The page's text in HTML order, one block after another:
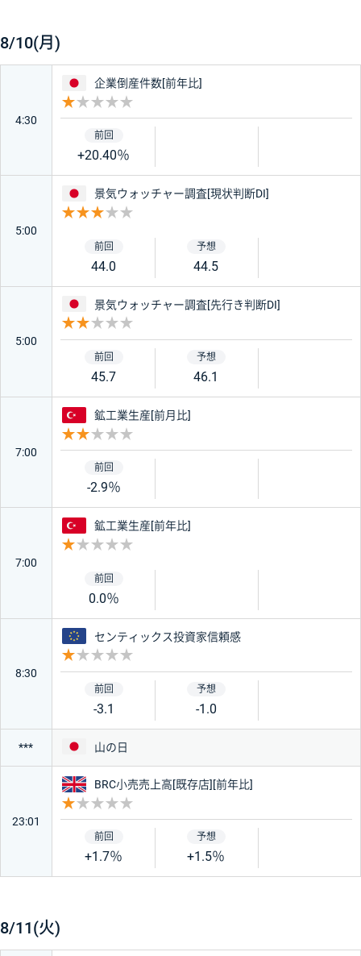
8/10(月)
4:30
日本
企業倒産件数[前年比]
+20.40％
5:00
日本
景気ウォッチャー調査[現状判断DI]
44.0 44.5
5:00
日本
景気ウォッチャー調査[先行き判断DI]
45.7 46.1
7:00
トルコ
鉱工業生産[前月比]
-2.9％
7:00
トルコ
鉱工業生産[前年比]
0.0％
8:30
ユーロ
センティックス投資家信頼感
-3.1 -1.0
*** 日本
山の日
23:01
イギリス
BRC小売売上高[既存店][前年比]
+1.7％ +1.5％
8/11(火)